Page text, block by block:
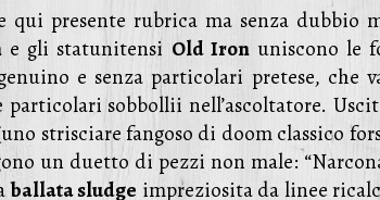
presente rubrica ma senza dubbio
e gli statunitensi Old Ironuniscono le
e senza particolari pretese, che
sobbollii nell’ascoltatore.
strisciare fangoso di doom classico
un duetto di pezzi non male:
ballata sludge impreziosita da linee